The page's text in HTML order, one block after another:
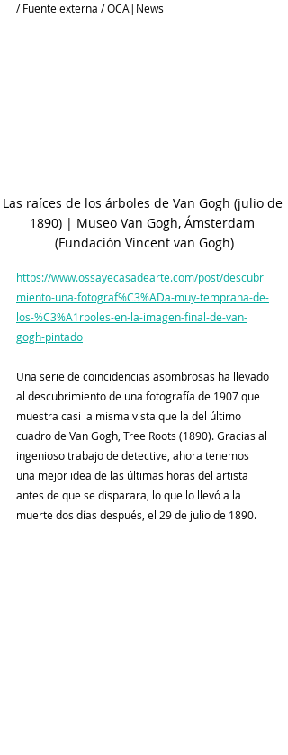
/ Fuente externa / OCA|News
Las raíces de los árboles de Van Gogh (julio de
1890) | Museo Van Gogh, Ámsterdam
(Fundación Vincent van Gogh)
https://www.ossayecasadearte.com/post/descubri
miento-una-fotograf%C3%ADa-muy-temprana-de-
los-%C3%A1rboles-en-la-imagen-final-de-van-
gogh-pintado
Una serie de coincidencias asombrosas ha llevado
al descubrimiento de una fotografía de 1907 que
muestra casi la misma vista que la del último
cuadro de Van Gogh, Tree Roots (1890). Gracias al
ingenioso trabajo de detective, ahora tenemos
una mejor idea de las últimas horas del artista
antes de que se disparara, lo que lo llevó a la
muerte dos días después, el 29 de julio de 1890.